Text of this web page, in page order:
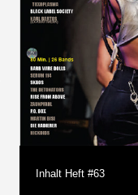
Inhalt Heft #63